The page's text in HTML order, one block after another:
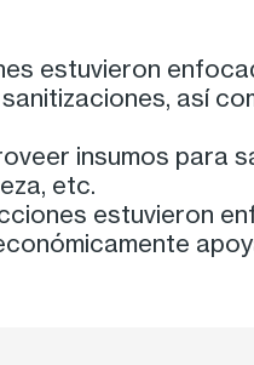
estuvieron
así
insumos para
etc.
estuvieron